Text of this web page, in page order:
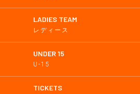
LADIES TEAM
レディース
UNDER 15
U-15
TICKETS